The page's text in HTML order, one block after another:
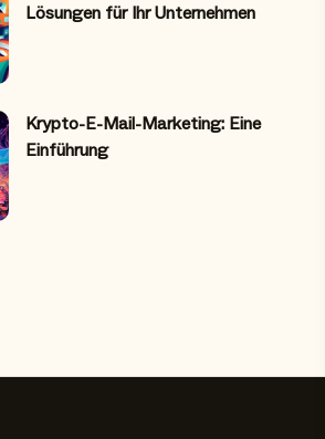
Lösungen für Ihr Unternehmen
Krypto-E-Mail-Marketing: Eine
Einführung